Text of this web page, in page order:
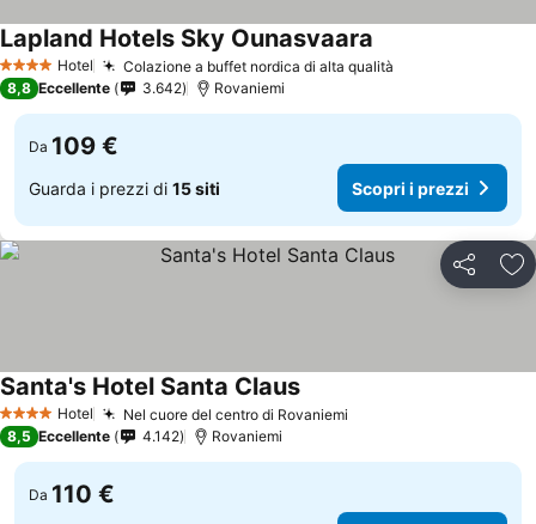
4 Stelle Hotel Colazione a buffet nordica di alta qualità
Lapland Hotels Sky Ounasvaara
8,8 Eccellente 3.642 Rovaniemi
Da 109 €
Guarda i prezzi di 15 siti Scopri i prezzi
Condividi
4 Stelle Hotel Nel cuore del centro di Rovaniemi
Santa's Hotel Santa Claus
8,5 Eccellente 4.142 Rovaniemi
Da 110 €